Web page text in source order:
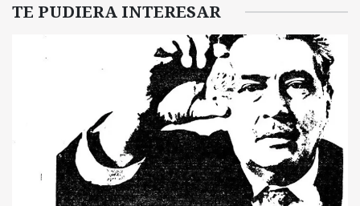
TE PUDIERA INTERESAR